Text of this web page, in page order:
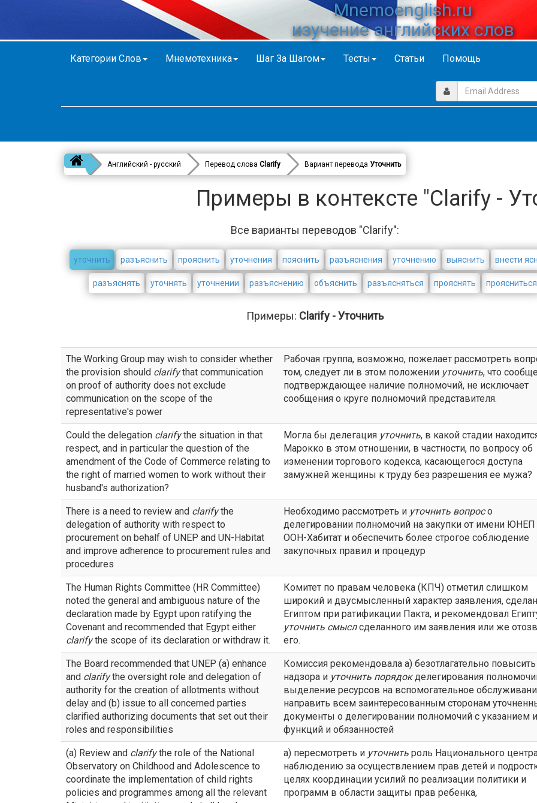
Mnemoenglish.ru
изучение английских слов
Категории Слов Мнемотехника Шаг За Шагом Тесты Статьи Помощь
Английский - русский Перевод слова Clarify Вариант перевода Уточнить
Примеры в контексте "Clarify -
Все варианты переводов "Clarify":
уточнить разъяснить прояснить уточнения пояснить разъяснения уточнению выяснить внести
разъяснять уточнять уточнении разъяснению объяснить разъясняться прояснять проясниться
Примеры: Clarify - Уточнить
The Working Group may wish to consider whether
the provision should clarifythat communication
on proof of authority does not exclude
communication on the scope of the
representative's power
Рабочая группа, возможно, пожелает рассмотреть
том, следует ли в этом положении уточнить, что
подтверждающее наличие полномочий, не исключает
сообщения о круге полномочий представителя.
Could the delegation clarifythe situation in that
respect, and in particular the question of the
amendment of the Code of Commerce relating to
the right of married women to work without their
husband's authorization?
Могла бы делегация уточнить, в какой стадии
Марокко в этом отношении, в частности, по вопросу об
изменении торгового кодекса, касающегося доступа
замужней женщины к труду без разрешения ее мужа?
There is a need to review and clarifythe
delegation of authority with respect to
procurement on behalf of UNEP and UN-Habitat
and improve adherence to procurement rules and
procedures
Необходимо рассмотреть и уточнить вопросо
делегировании полномочий на закупки от имени
ООН-Хабитат и обеспечить более строгое соблюдение
закупочных правил и процедур
The Human Rights Committee (HR Committee)
noted the general and ambiguous nature of the
declaration made by Egypt upon ratifying the
Covenant and recommended that Egypt either
clarifythe scope of its declaration or withdraw it.
Комитет по правам человека (КПЧ) отметил слишком
широкий и двусмысленный характер заявления,
Египтом при ратификации Пакта, и рекомендовал
уточнить смыслсделанного им заявления или же
его.
The Board recommended that UNEP (a) enhance
and clarifythe oversight role and delegation of
authority for the creation of allotments without
delay and (b) issue to all concerned parties
clarified authorizing documents that set out their
roles and responsibilities
Комиссия рекомендовала а) безотлагательно
надзора и уточнить порядокделегирования
выделение ресурсов на вспомогательное
направить всем заинтересованным сторонам
документы о делегировании полномочий с указанием
функций и обязанностей
(a) Review and clarifythe role of the National
Observatory on Childhood and Adolescence to
coordinate the implementation of child rights
policies and programmes among all the relevant
а) пересмотреть и уточнить роль Национального
наблюдению за осуществлением прав детей и
целях координации усилий по реализации политики и
программ в области защиты прав ребенка,